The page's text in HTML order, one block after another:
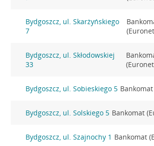
Bydgoszcz, ul. Skarżyńskiego
7
Bydgoszcz, ul. Skłodowskiej
33
Bydgoszcz, ul. Sobieskiego 5
Bydgoszcz, ul. Solskiego 5 Bankomat
Bydgoszcz, ul. Szajnochy 1 Bankomat